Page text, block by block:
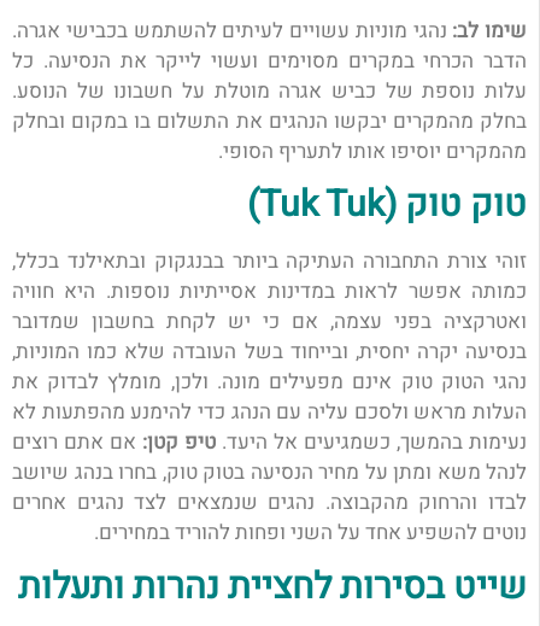
שימו לב: נהגי מוניות עשויים לעיתים להשתמש בכבישי אגרה.
הדבר הכרחי במקרים מסוימים ועשוי לייקר את הנסיעה. כל
עלות נוספת של כביש אגרה מוטלת על חשבונו של הנוסע.
בחלק מהמקרים יבקשו הנהגים את התשלום בו במקום ובחלק
מהמקרים יוסיפו אותו לתעריף הסופי.
טוק טוק (Tuk Tuk)
זוהי צורת התחבורה העתיקה ביותר בבנגקוק ובתאילנד בכלל,
כמותה אפשר לראות במדינות אסייתיות נוספות. היא חוויה
ואטרקציה בפני עצמה, אם כי יש לקחת בחשבון שמדובר
בנסיעה יקרה יחסית, ובייחוד בשל העובדה שלא כמו המוניות,
נהגי הטוק טוק אינם מפעילים מונה. ולכן, מומלץ לבדוק את
העלות מראש ולסכם עליה עם הנהג כדי להימנע מהפתעות לא
נעימות בהמשך, כשמגיעים אל היעד. טיפ קטן: אם אתם רוצים
לנהל משא ומתן על מחיר הנסיעה בטוק טוק, בחרו בנהג שיושב
לבדו והרחוק מהקבוצה. נהגים שנמצאים לצד נהגים אחרים
נוטים להשפיע אחד על השני ופחות להוריד במחירים.
שייט בסירות לחציית נהרות ותעלות